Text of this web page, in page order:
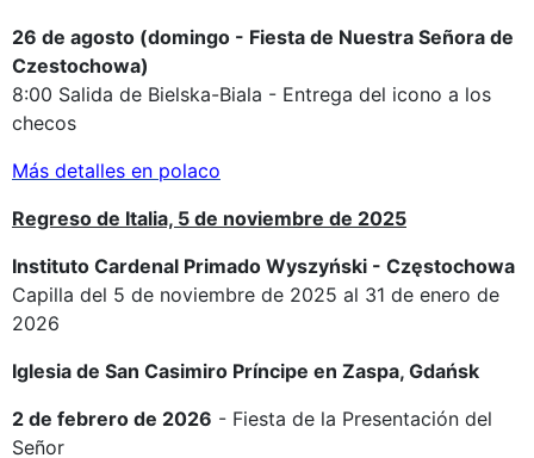
26 de agosto (domingo - Fiesta de Nuestra Señora de
Czestochowa)
8:00 Salida de Bielska-Biala - Entrega del icono a los
checos
Más detalles en polaco
Regreso de Italia, 5 de noviembre de 2025
Instituto Cardenal Primado Wyszyński - Częstochowa
Capilla del 5 de noviembre de 2025 al 31 de enero de
2026
Iglesia de San Casimiro Príncipe en Zaspa, Gdańsk
2 de febrero de 2026 - Fiesta de la Presentación del
Señor